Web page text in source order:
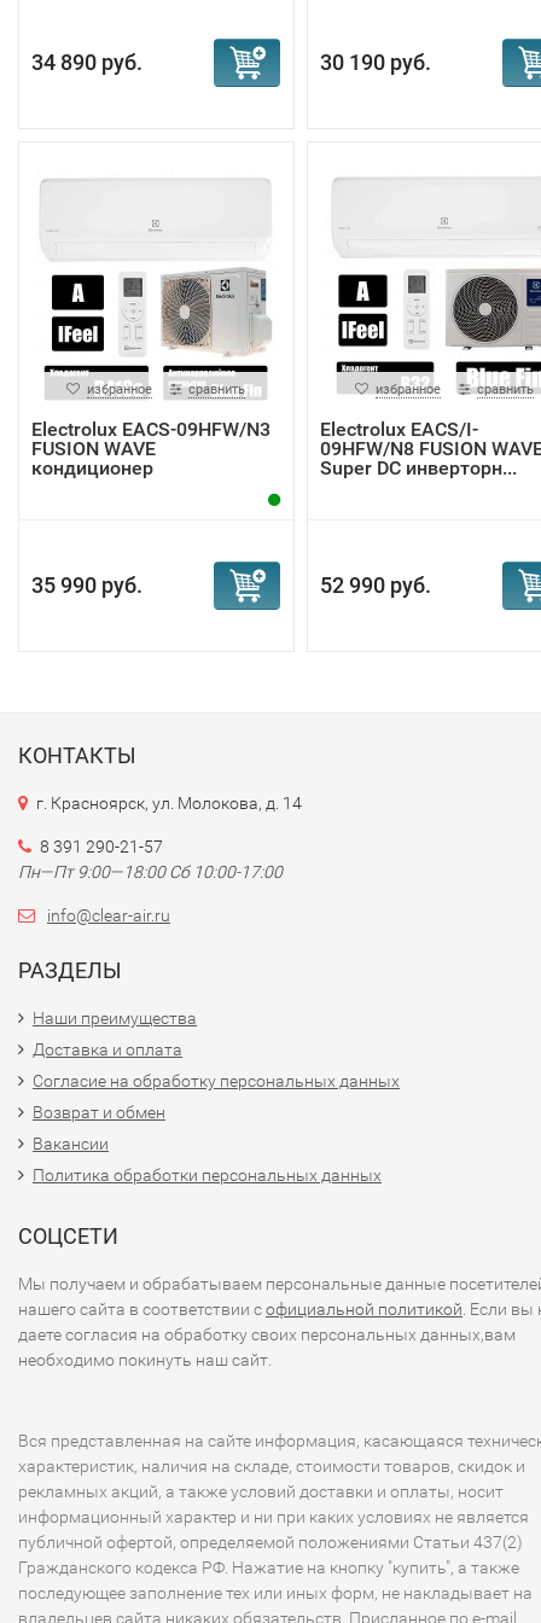
34 890 руб. 30 190 руб.
избранное сравнить
Electrolux EACS-09HFW/N3
FUSION WAVE
кондиционер
35 990 руб.
избранное сравнить
Electrolux EACS/I-
09HFW/N8 FUSION
Super DC инверторн...
52 990 руб.
КОНТАКТЫ
г. Красноярск, ул. Молокова, д. 14
8 391 290-21-57
Пн—Пт 9:00—18:00 Сб 10:00-17:00
info@clear-air.ru
РАЗДЕЛЫ
Наши преимущества
Доставка и оплата
Согласие на обработку персональных данных
Возврат и обмен
Вакансии
Политика обработки персональных данных
СОЦСЕТИ
Мы получаем и обрабатываем персональные данные
нашего сайта в соответствии софициальной политикой . Если вы
даете согласия на обработку своих персональных данных,вам
необходимо покинуть наш сайт.
Вся представленная на сайте информация, касающаяся
характеристик, наличия на складе, стоимости товаров, скидок и
рекламных акций, а также условий доставки и оплаты, носит
информационный характер и ни при каких условиях не является
публичной офертой, определяемой положениями Статьи 437(2)
Гражданского кодекса РФ. Нажатие на кнопку "купить", а также
последующее заполнение тех или иных форм, не накладывает на
владельцев сайта никаких обязательств. Присланное по e-mail